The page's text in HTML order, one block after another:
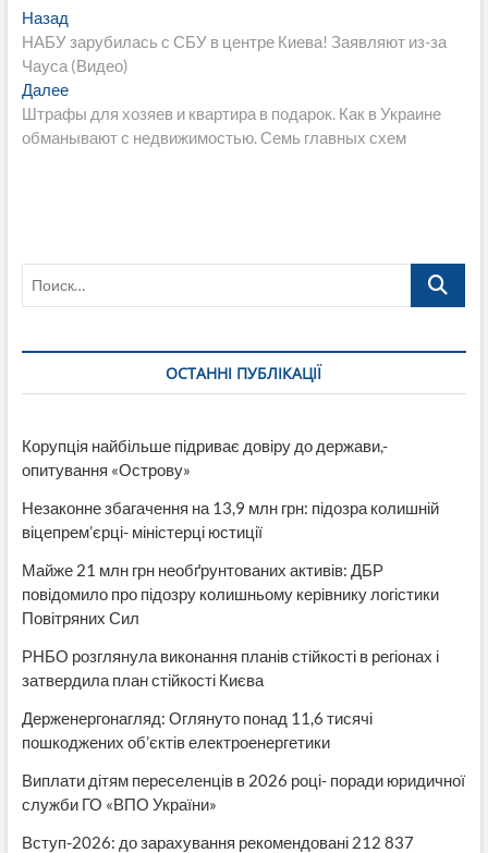
Навигация
по
записям
НазадПредыдущая
запись:
НАБУ зарубилась с СБУ в центре Киева! Заявляют из-за
Чауса (Видео)
ДалееСледующая
запись:
Штрафы для хозяев и квартира в подарок. Как в Украине
обманывают с недвижимостью. Семь главных схем
Поиск…
ОСТАННІ ПУБЛІКАЦІЇ
Корупція найбільше підриває довіру до держави,-
опитування «Острову»
Незаконне збагачення на 13,9 млн грн: підозра колишній
віцепрем’єрці- міністерці юстиції
Майже 21 млн грн необґрунтованих активів: ДБР
повідомило про підозру колишньому керівнику логістики
Повітряних Сил
РНБО розглянула виконання планів стійкості в регіонах і
затвердила план стійкості Києва
Держенергонагляд: Оглянуто понад 11,6 тисячі
пошкоджених об’єктів електроенергетики
Виплати дітям переселенців в 2026 році- поради юридичної
служби ГО «ВПО України»
Вступ-2026: до зарахування рекомендовані 212 837